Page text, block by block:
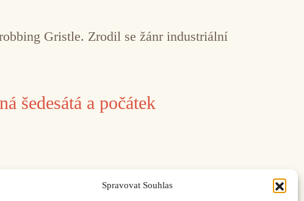
Spravovat Souhlas
Gristle. Zrodil se žánr industriální
šedesátá a počátek